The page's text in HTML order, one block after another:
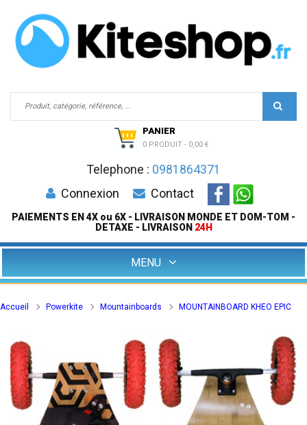
PANIER
0 PRODUIT - 0,00 €
Telephone : 0981864371
Connexion
Contact
PAIEMENTS EN 4X ou 6X - LIVRAISON MONDE ET DOM-TOM -
DETAXE - LIVRAISON 24H
MENU
Accueil Powerkite Mountainboards MOUNTAINBOARD KHEO EPIC